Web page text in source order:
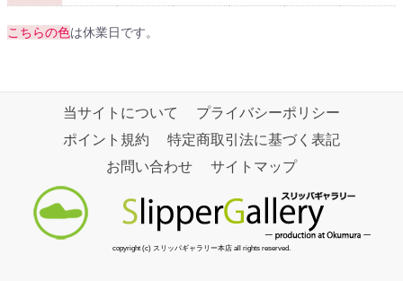
こちらの色は休業日です。
当サイトについて
プライバシーポリシー
ポイント規約
特定商取引法に基づく表記
お問い合わせ
サイトマップ
copyright (c) スリッパギャラリー本店 all rights reserved.